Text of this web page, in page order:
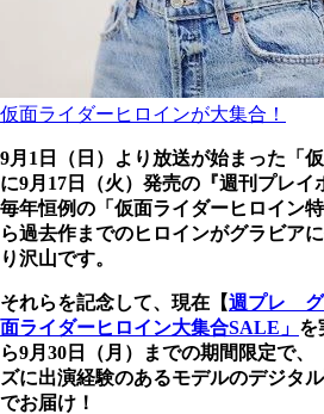
仮面ライダーヒロインが大集合！
9月1日（日）より放送が始まった「
に9月17日（火）発売の『週刊プレイ
毎年恒例の「仮面ライダーヒロイン
ら過去作までのヒロインがグラビア
り沢山です。
それらを記念して、現在【週プレ グ
面ライダーヒロイン大集合SALE」 を
ら9月30日（月）までの期間限定で
ズに出演経験のあるモデルのデジタ
でお届け！